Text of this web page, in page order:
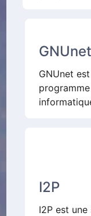
GNUnet
GNUnet
I2P
I2P est une